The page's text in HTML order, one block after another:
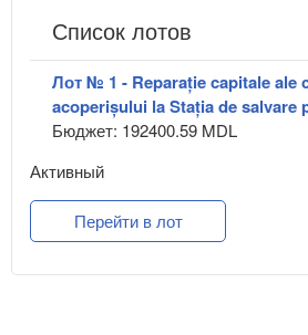
Список лотов
Лот № 1 - Reparație capitale ale
acoperișului la Stația de salvare
Бюджет: 192400.59 MDL
Активный
Перейти в лот